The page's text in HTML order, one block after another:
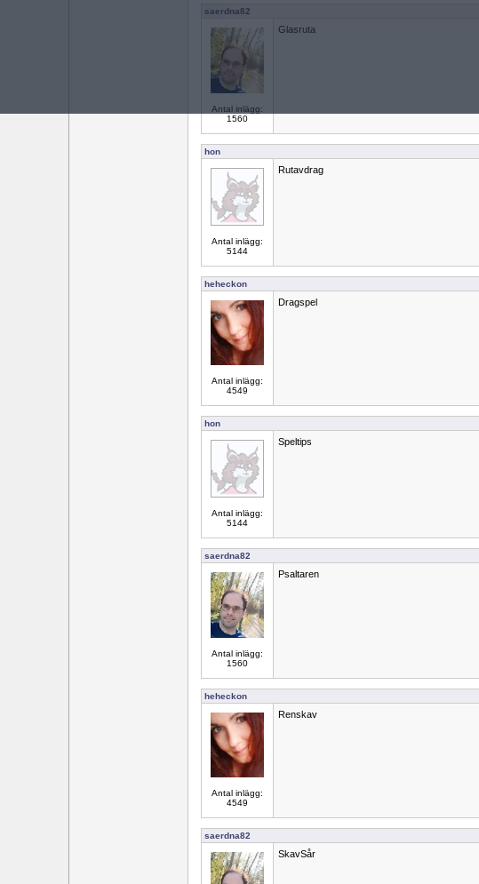
saerdna82
Antal inlägg:
1560
Glasruta
hon
Antal inlägg:
5144
Rutavdrag
heheckon
Antal inlägg:
4549
Dragspel
hon
Antal inlägg:
5144
Speltips
saerdna82
Antal inlägg:
1560
Psaltaren
heheckon
Antal inlägg:
4549
Renskav
saerdna82
SkavSår